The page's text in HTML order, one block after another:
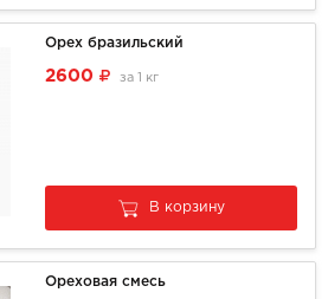
Орех бразильский
2600 за 1 кг
В корзину
Ореховая смесь